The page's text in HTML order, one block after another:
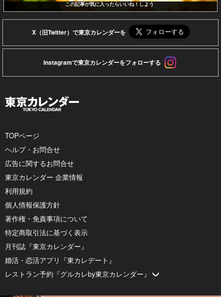
この記事が気に入ったらいいね！しよう
X（旧Twitter）で東京カレンダーを
Instagramで東京カレンダーをフォローする
TOPページ
ヘルプ・お問合せ
広告に関するお問合せ
東京カレンダー 企業情報
利用規約
個人情報保護方針
著作権・免責事項について
特定商取引法に基づく表示
月刊誌『東京カレンダー』
婚活・恋活アプリ『東カレデート』
レストラン予約『グルカレby東京カレンダー』